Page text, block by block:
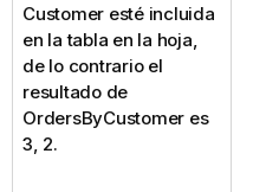
Customer esté incluida
en la tabla en la hoja,
de lo contrario el
resultado de
OrdersByCustomer es
3, 2.